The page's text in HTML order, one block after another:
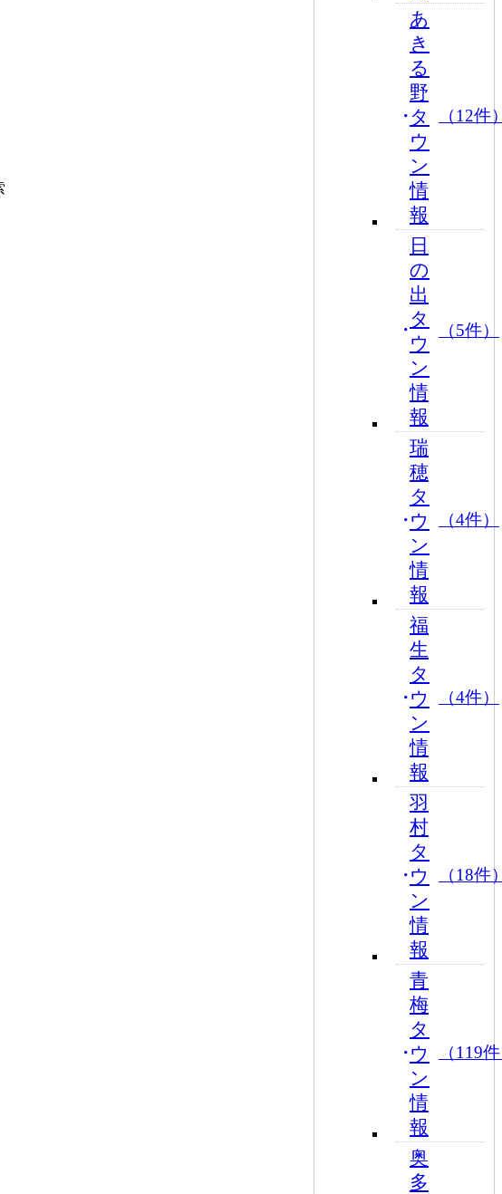
あ
き
る
野
タ
ウ
ン
情
報
（12件
日
の
出
タ
ウ
ン
情
報
（5件）
瑞
穂
タ
ウ
ン
情
報
（4件）
福
生
タ
ウ
ン
情
報
（4件）
羽
村
タ
ウ
ン
情
報
（18件
青
梅
タ
ウ
ン
情
報
（119
奥
多